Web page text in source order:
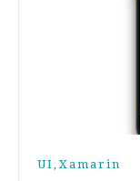
UI, Xamarin